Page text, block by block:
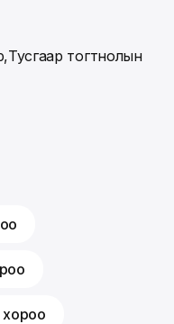
тогтнолын
хороо